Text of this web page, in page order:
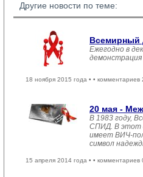
Другие новости по теме:
Всемирный
Ежегодно в
18 ноября 2015 года • • комментариев
20 мая -
В 1983 году,
СПИД. В этот
имеет ВИЧ-
символ
15 апреля 2014 года • • комментариев